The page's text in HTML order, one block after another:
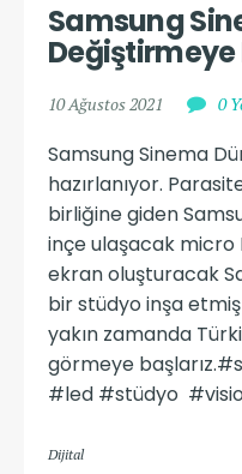
Samsung
Değiştirmeye
10 Ağustos 2021 0
Samsung Sinema
hazırlanıyor.
birliğine giden
inçe ulaşacak micro
ekran oluşturacak
bir stüdyo inşa
yakın zamanda
görmeye
#led #stüdyo
Dijital